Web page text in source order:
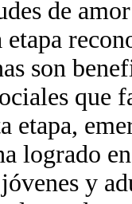
de
etapa
son
que
etapa,
logrado
y